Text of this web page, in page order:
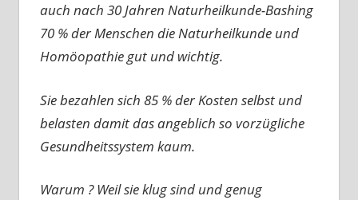
auch nach 30 Jahren Naturheilkunde-Bashing
70 % der Menschen die Naturheilkunde und
Homöopathie gut und wichtig.
Sie bezahlen sich 85 % der Kosten selbst und
belasten damit das angeblich so vorzügliche
Gesundheitssystem kaum.
Warum ? Weil sie klug sind und genug